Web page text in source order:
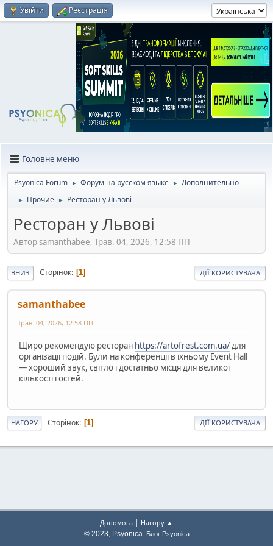
Увійти Реєстрація
Головне меню
Psyonica Forum ► Форум на русском языке ► Дополнительно
► Прочие ► Ресторан у Львові
Ресторан у Львові
Автор samanthabee, Трав. 04, 2026, 12:58 ПП
ВНИЗ Сторінок 1 ДІЇ КОРИСТУВАЧА
samanthabee
Трав. 04, 2026, 12:58 ПП
Щиро рекомендую ресторан https://artofrest.com.ua/для
організації подій. Були на конференції в їхньому Event Hall
— хороший звук, світло і достатньо місця для великої
кількості гостей.
НАГОРУ Сторінок 1 ДІЇ КОРИСТУВАЧА
Допомога | Нагору ▲
© 2023, Psyonica. Блог Psyonica